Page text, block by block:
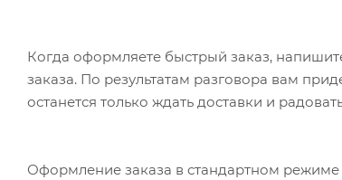
Когда оформляете быстрый заказ,
заказа. По результатам разговора вам
останется только ждать доставки и
Оформление заказа в стандартном